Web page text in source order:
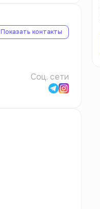
Показать контакты
Соц. сети